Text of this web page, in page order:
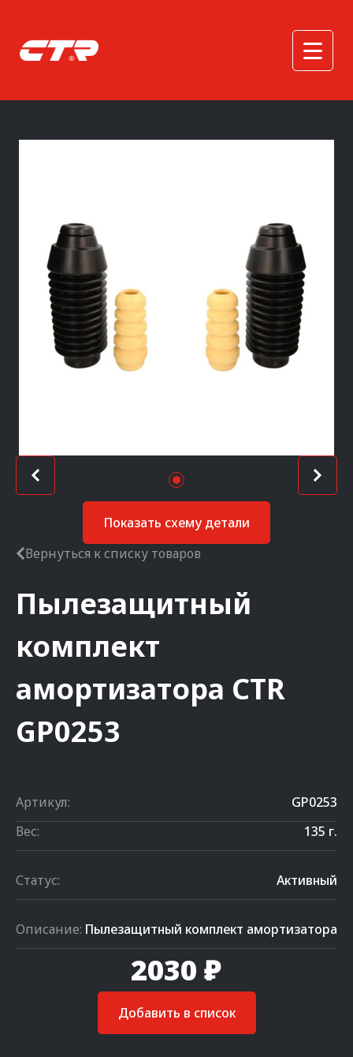
Показать схему детали
Вернуться к списку товаров
Пылезащитный
комплект
амортизатора CTR
GP0253
Артикул:
GP0253
Вес:
135 г.
Статус: Активный
Описание: Пылезащитный комплект амортизатора
2030 ₽
Добавить в список